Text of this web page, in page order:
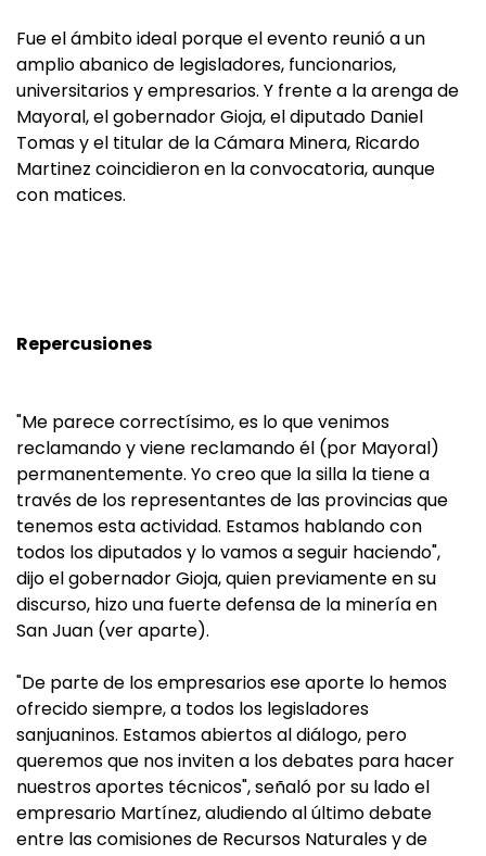
Fue el ámbito ideal porque el evento reunió a un
amplio abanico de legisladores, funcionarios,
universitarios y empresarios. Y frente a la arenga de
Mayoral, el gobernador Gioja, el diputado Daniel
Tomas y el titular de la Cámara Minera, Ricardo
Martinez coincidieron en la convocatoria, aunque
con matices.
Repercusiones
"Me parece correctísimo, es lo que venimos
reclamando y viene reclamando él (por Mayoral)
permanentemente. Yo creo que la silla la tiene a
través de los representantes de las provincias que
tenemos esta actividad. Estamos hablando con
todos los diputados y lo vamos a seguir haciendo",
dijo el gobernador Gioja, quien previamente en su
discurso, hizo una fuerte defensa de la minería en
San Juan (ver aparte).
"De parte de los empresarios ese aporte lo hemos
ofrecido siempre, a todos los legisladores
sanjuaninos. Estamos abiertos al diálogo, pero
queremos que nos inviten a los debates para hacer
nuestros aportes técnicos", señaló por su lado el
empresario Martínez, aludiendo al último debate
entre las comisiones de Recursos Naturales y de